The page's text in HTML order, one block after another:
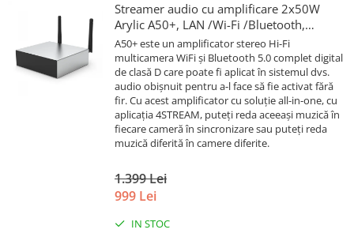
Streamer audio cu amplificare 2x50W
Arylic A50+, LAN /Wi-Fi /Bluetooth,
24bit/192kHz, Multiroom
A50+ este un amplificator stereo Hi-Fi
multicamera WiFi și Bluetooth 5.0 complet digital
de clasă D care poate fi aplicat în sistemul dvs.
audio obișnuit pentru a-l face să fie activat fără
fir. Cu acest amplificator cu soluție all-in-one, cu
aplicația 4STREAM, puteți reda aceeași muzică în
fiecare cameră în sincronizare sau puteți reda
muzică diferită în camere diferite.
1.399 Lei
999 Lei
IN STOC